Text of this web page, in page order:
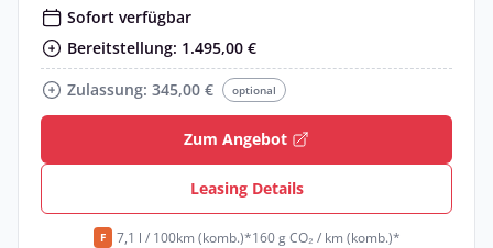
Sofort verfügbar
Bereitstellung: 1.495,00 €
Zulassung: 345,00 €
optional
Zum Angebot
Leasing Details
F 7,1 l / 100km (komb.)*160 g CO₂ / km (komb.)*